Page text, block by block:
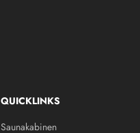
QUICKLINKS
Saunakabinen